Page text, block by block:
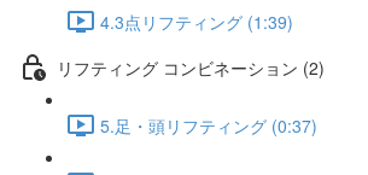
4.3点リフティング (1:39)
リフティング コンビネーション (2)
5.足・頭リフティング (0:37)